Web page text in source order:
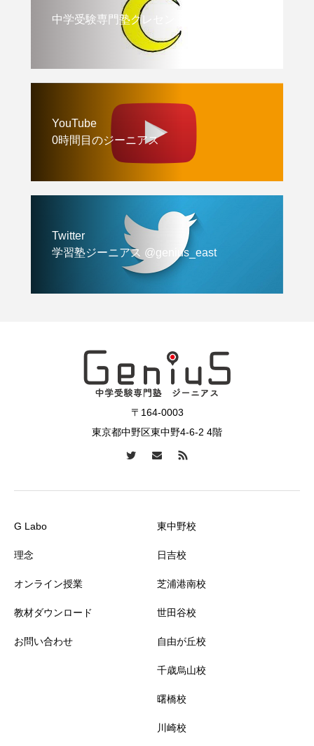
中学受験専門塾クレセント
YouTube
0時間目のジーニアス
Twitter
学習塾ジーニアス @genius_east
〒164-0003
東京都中野区東中野4-6-2 4階
G Labo
理念
オンライン授業
教材ダウンロード
お問い合わせ
東中野校
日吉校
芝浦港南校
世田谷校
自由が丘校
千歳烏山校
曙橋校
川崎校